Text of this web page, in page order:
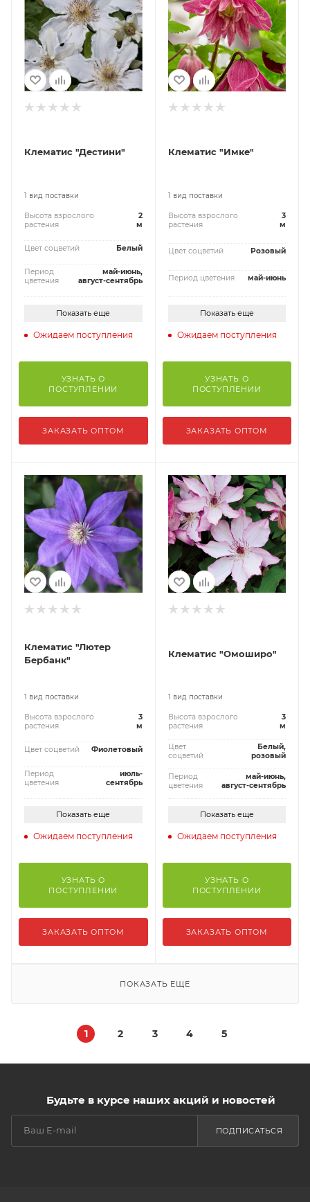
Клематис "Дестини"
1 вид поставки
Высота взрослого
растения
2
м
Цвет соцветий Белый
Период
цветения
май-июнь,
август-сентябрь
Показать еще
Ожидаем поступления
УЗНАТЬ О
ПОСТУПЛЕНИИ
ЗАКАЗАТЬ ОПТОМ
Клематис "Имке"
1 вид поставки
Высота взрослого
растения
3
м
Цвет соцветий Розовый
Период цветения май-июнь
Показать еще
Ожидаем поступления
УЗНАТЬ О
ПОСТУПЛЕНИИ
ЗАКАЗАТЬ ОПТОМ
Клематис "Лютер
Бербанк"
1 вид поставки
Высота взрослого
растения
3
м
Цвет соцветий Фиолетовый
Период
цветения
июль-
сентябрь
Показать еще
Ожидаем поступления
УЗНАТЬ О
ПОСТУПЛЕНИИ
ЗАКАЗАТЬ ОПТОМ
Клематис "Омоширо"
1 вид поставки
Высота взрослого
растения
3
м
Цвет
соцветий
Белый,
розовый
Период
цветения
май-июнь,
август-сентябрь
Показать еще
Ожидаем поступления
УЗНАТЬ О
ПОСТУПЛЕНИИ
ЗАКАЗАТЬ ОПТОМ
ПОКАЗАТЬ ЕЩЕ
1 2 3 4 5
Будьте в курсе наших акций и новостей
ПОДПИСАТЬСЯ